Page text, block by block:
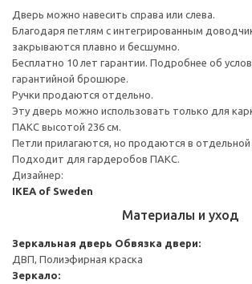
Дверь можно навесить справа или слева.
Благодаря петлям с интегрированным
закрываются плавно и бесшумно.
Бесплатно 10 лет гарантии. Подробнее об
гарантийной брошюре.
Ручки продаются отдельно.
Эту дверь можно использовать только для
ПАКС высотой 236 см.
Петли прилагаются, но продаются в отдельной
Подходит для гардеробов ПАКС.
Дизайнер:
IKEA of Sweden
Материалы и уход
Зеркальная дверь Обвязка двери:
ДВП, Полиэфирная краска
Зеркало: